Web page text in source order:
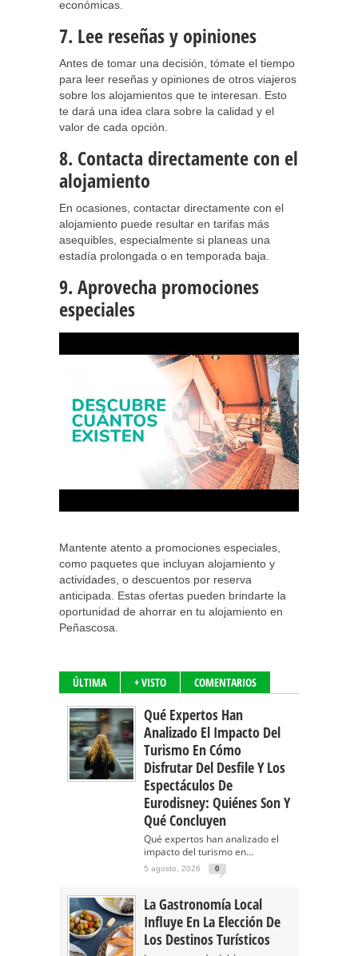
económicas.
7. Lee reseñas y opiniones
Antes de tomar una decisión, tómate el tiempo
para leer reseñas y opiniones de otros viajeros
sobre los alojamientos que te interesan. Esto
te dará una idea clara sobre la calidad y el
valor de cada opción.
8. Contacta directamente con el
alojamiento
En ocasiones, contactar directamente con el
alojamiento puede resultar en tarifas más
asequibles, especialmente si planeas una
estadía prolongada o en temporada baja.
9. Aprovecha promociones
especiales
Mantente atento a promociones especiales,
como paquetes que incluyan alojamiento y
actividades, o descuentos por reserva
anticipada. Estas ofertas pueden brindarte la
oportunidad de ahorrar en tu alojamiento en
Peñascosa.
ÚLTIMA + VISTO COMENTARIOS
Qué Expertos Han
Analizado El Impacto Del
Turismo En Cómo
Disfrutar Del Desfile Y Los
Espectáculos De
Eurodisney: Quiénes Son Y
Qué Concluyen
Qué expertos han analizado el
impacto del turismo en...
5 agosto, 2026 0
La Gastronomía Local
Influye En La Elección De
Los Destinos Turísticos